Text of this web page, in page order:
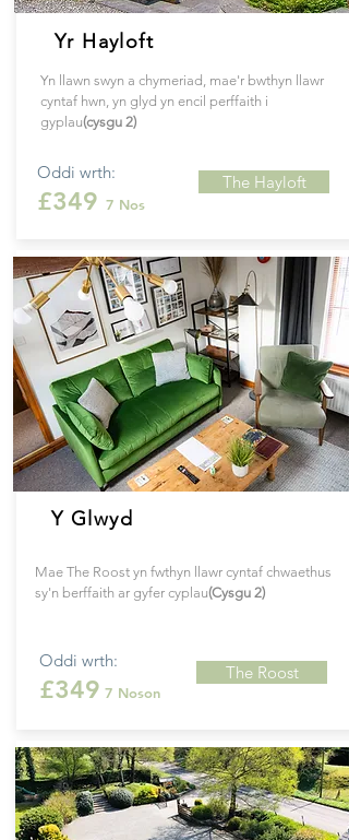
Yr Hayloft
Yn llawn swyn a chymeriad, mae'r bwthyn llawr
cyntaf hwn, yn glyd yn encil perffaith i
gyplau(cysgu 2)
Oddi wrth:
£349 7 Nos
The Hayloft
Y Glwyd
Mae The Roost yn fwthyn llawr cyntaf chwaethus
sy'n berffaith ar gyfer cyplau(Cysgu 2)
Oddi wrth:
£349 7 Noson
The Roost